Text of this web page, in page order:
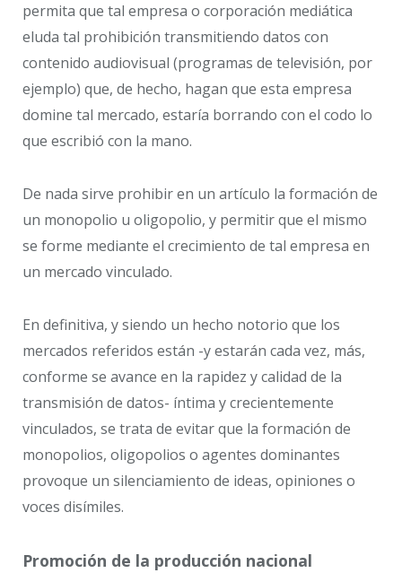
permita que tal empresa o corporación mediática
eluda tal prohibición transmitiendo datos con
contenido audiovisual (programas de televisión, por
ejemplo) que, de hecho, hagan que esta empresa
domine tal mercado, estaría borrando con el codo lo
que escribió con la mano.
De nada sirve prohibir en un artículo la formación de
un monopolio u oligopolio, y permitir que el mismo
se forme mediante el crecimiento de tal empresa en
un mercado vinculado.
En definitiva, y siendo un hecho notorio que los
mercados referidos están -y estarán cada vez, más,
conforme se avance en la rapidez y calidad de la
transmisión de datos- íntima y crecientemente
vinculados, se trata de evitar que la formación de
monopolios, oligopolios o agentes dominantes
provoque un silenciamiento de ideas, opiniones o
voces disímiles.
Promoción de la producción nacional